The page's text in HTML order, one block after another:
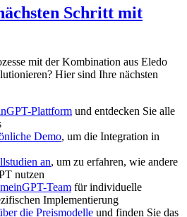
Schritt mit
mit der Kombination aus Eledo
Hier sind Ihre nächsten
Plattform und entdecken Sie alle
Demo, um die Integration in
an, um zu erfahren, wie andere
nutzen
Team für individuelle
Implementierung
die Preismodelle und finden Sie das